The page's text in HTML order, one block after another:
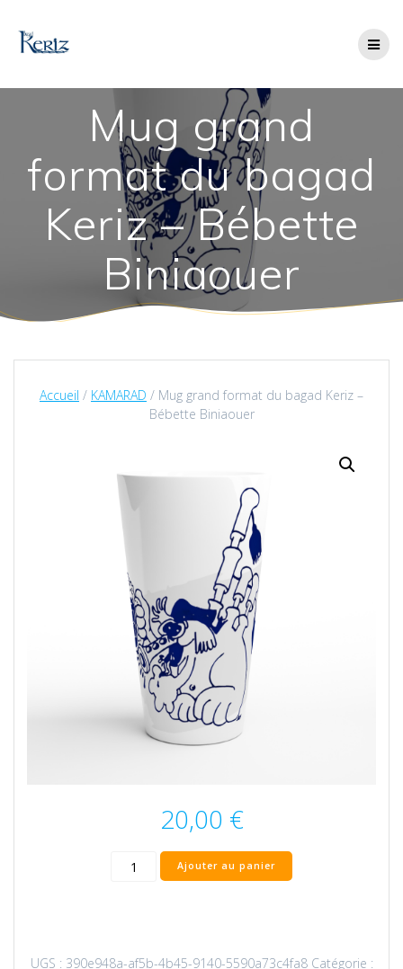
Mug grand
format du bagad
Keriz – Bébette
Biniaouer
Accueil / KAMARAD / Mug grand format du bagad Keriz –
Bébette Biniaouer
20,00 €
quantité
du
Ajouter au panier
UGS : 390e948a-af5b-4b45-9140-5590a73c4fa8 Catégorie :